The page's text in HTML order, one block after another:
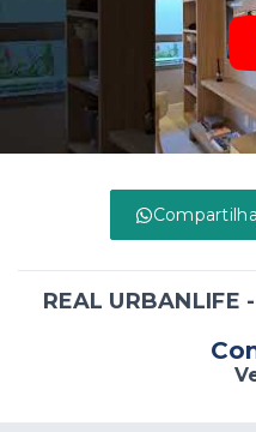
REAL URBANLIFE